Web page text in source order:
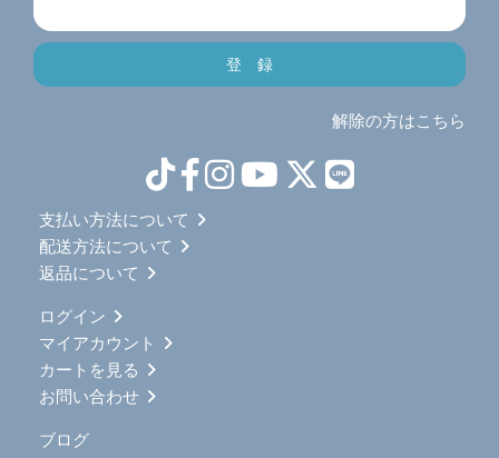
解除の方はこちら
支払い方法について
配送方法について
返品について
ログイン
マイアカウント
カートを見る
お問い合わせ
ブログ